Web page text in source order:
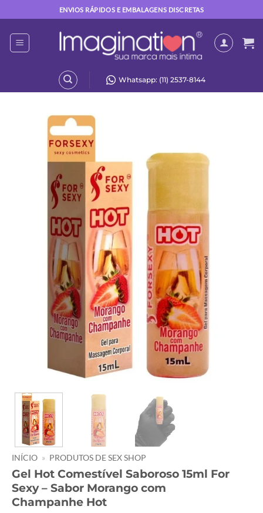
to
content
ENVIOS RÁPIDOS E EMBALAGENS DISCRETAS
Whatsapp: (11) 2537-8144
INÍCIO » PRODUTOS DE SEX SHOP
Gel Hot Comestível Saboroso 15ml For
Sexy – Sabor Morango com
Champanhe Hot